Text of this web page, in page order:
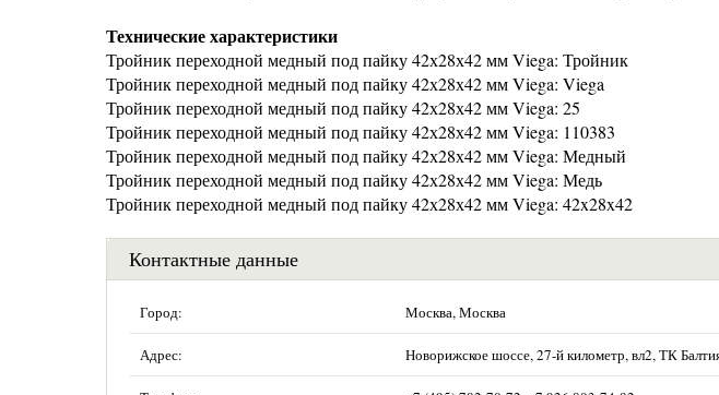
Технические характеристики
Тройник переходной медный под пайку 42х28х42 мм Viega: Тройник
Тройник переходной медный под пайку 42х28х42 мм Viega: Viega
Тройник переходной медный под пайку 42х28х42 мм Viega: 25
Тройник переходной медный под пайку 42х28х42 мм Viega: 110383
Тройник переходной медный под пайку 42х28х42 мм Viega: Медный
Тройник переходной медный под пайку 42х28х42 мм Viega: Медь
Тройник переходной медный под пайку 42х28х42 мм Viega: 42x28x42
Контактные данные
Город: Москва, Москва
Адрес: Новорижское шоссе, 27-й километр, вл2, ТК